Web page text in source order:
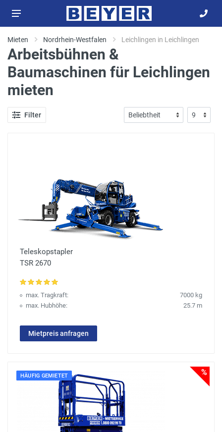
Mieten Nordrhein-Westfalen Leichlingen in Leichlingen
Arbeitsbühnen &
Baumaschinen für Leichlingen
mieten
Filter
Teleskopstapler
TSR 2670
max. Tragkraft:
7000 kg
max. Hubhöhe:
25.7 m
Mietpreis anfragen
HÄUFIG GEMIETET %